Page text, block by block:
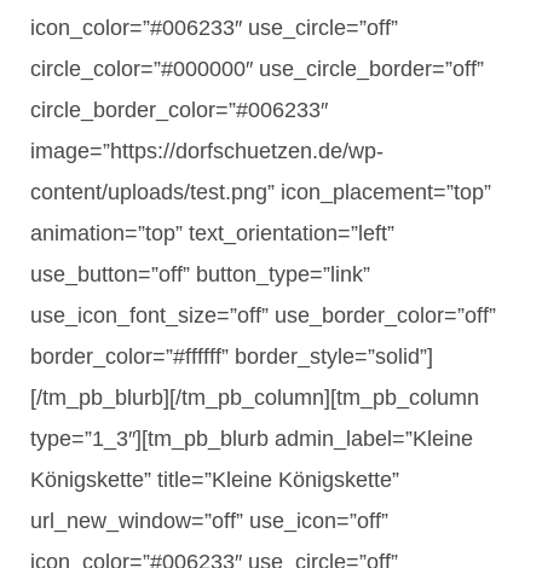
icon_color=”#006233″ use_circle=”off”
circle_color=”#000000″ use_circle_border=”off”
circle_border_color=”#006233″
image=”https://dorfschuetzen.de/wp-
content/uploads/test.png” icon_placement=”top”
animation=”top” text_orientation=”left”
use_button=”off” button_type=”link”
use_icon_font_size=”off” use_border_color=”off”
border_color=”#ffffff” border_style=”solid”]
[/tm_pb_blurb][/tm_pb_column][tm_pb_column
type=”1_3″][tm_pb_blurb admin_label=”Kleine
Königskette” title=”Kleine Königskette”
url_new_window=”off” use_icon=”off”
icon_color=”#006233″ use_circle=”off”